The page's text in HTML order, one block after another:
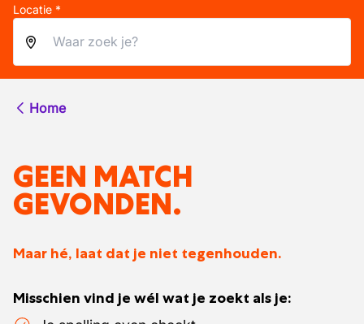
Locatie *
Home
GEEN MATCH
GEVONDEN.
Maar hé, laat dat je niet tegenhouden.
Misschien vind je wél wat je zoekt als je: